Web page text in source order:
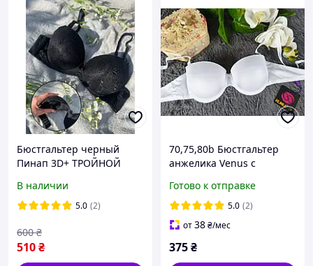
Бюстгальтер черный
Пинап 3D+ ТРОЙНОЙ
маленькой груди АВ
лифчик лиф с очень
В наличии
5.0 (2)
510₴
600 ₴
70,75,80b Бюстгальтер
анжелика Venus с
лифчик балконет супер
усиленный push-up 2
размер груди белый 0705
Готово к отправке
5.0 (2)
от38₴/мес
375₴